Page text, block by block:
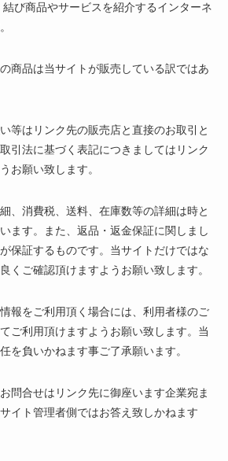
び商品やサービスを紹介するインターネ
商品は当サイトが販売している訳ではあ
等はリンク先の販売店と直接のお取引と
引法に基づく表記につきましてはリンク
お願い致します。
、消費税、送料、在庫数等の詳細は時と
ます。また、返品・返金保証に関しまし
保証するものです。当サイトだけではな
くご確認頂けますようお願い致します。
報をご利用頂く場合には、利用者様のご
ご利用頂けますようお願い致します。当
を負いかねます事ご了承願います。
問合せはリンク先に御座います企業宛ま
イト管理者側ではお答え致しかねます